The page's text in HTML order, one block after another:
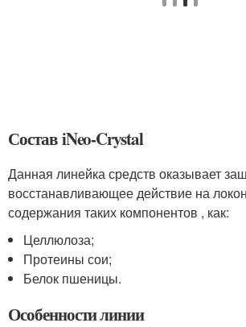
Состав iNeo-Crystal
Данная линейка средств оказывает
восстанавливающее действие на
содержания таких компонентов , как:
Целлюлоза;
Протеины сои;
Белок пшеницы.
Особенности линии